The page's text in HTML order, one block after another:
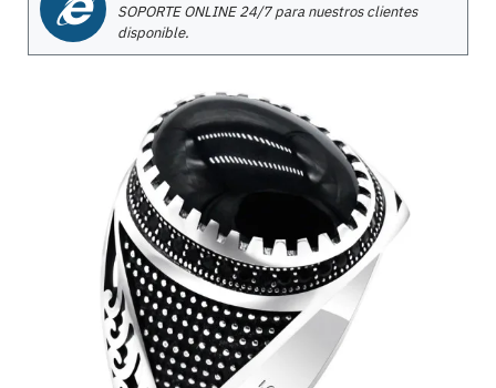
SOPORTE ONLINE 24/7 para nuestros clientes
disponible.